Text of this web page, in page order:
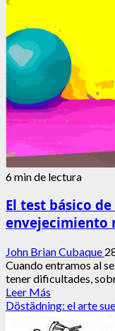
envejecer
mejor
6 min de lectura
El test básico
envejecimiento
John Brian Cubaque
Cuando entramos al
tener dificultades,
Leer Más
más
acerca
Döstädning: el arte